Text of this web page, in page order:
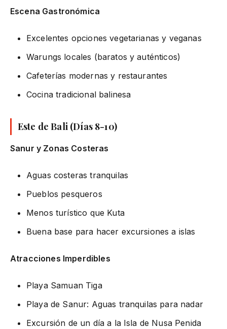
Escena Gastronómica
Excelentes opciones vegetarianas y veganas
Warungs locales (baratos y auténticos)
Cafeterías modernas y restaurantes
Cocina tradicional balinesa
Este de Bali (Días 8-10)
Sanur y Zonas Costeras
Aguas costeras tranquilas
Pueblos pesqueros
Menos turístico que Kuta
Buena base para hacer excursiones a islas
Atracciones Imperdibles
Playa Samuan Tiga
Playa de Sanur: Aguas tranquilas para nadar
Excursión de un día a la Isla de Nusa Penida